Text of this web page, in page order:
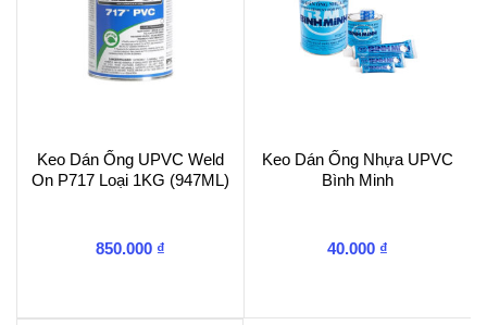
Keo Dán Ống UPVC Weld
On P717 Loại 1KG (947ML)
850.000 ₫
Keo Dán Ống Nhựa UPVC
Bình Minh
40.000 ₫